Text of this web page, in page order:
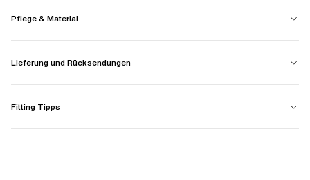
Pflege & Material
Lieferung und Rücksendungen
Fitting Tipps